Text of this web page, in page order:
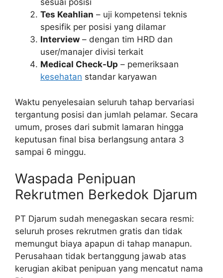
sesuai posisi
Tes Keahlian – uji kompetensi teknis
spesifik per posisi yang dilamar
Interview – dengan tim HRD dan
user/manajer divisi terkait
Medical Check-Up – pemeriksaan
kesehatan standar karyawan
Waktu penyelesaian seluruh tahap bervariasi
tergantung posisi dan jumlah pelamar. Secara
umum, proses dari submit lamaran hingga
keputusan final bisa berlangsung antara 3
sampai 6 minggu.
Waspada Penipuan
Rekrutmen Berkedok Djarum
PT Djarum sudah menegaskan secara resmi:
seluruh proses rekrutmen gratis dan tidak
memungut biaya apapun di tahap manapun.
Perusahaan tidak bertanggung jawab atas
kerugian akibat penipuan yang mencatut nama